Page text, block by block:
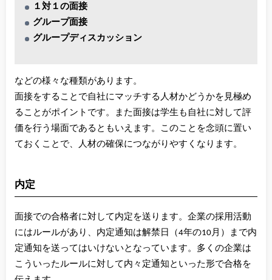
１対１の面接
グループ面接
グループディスカッション
などの様々な種類があります。
面接をすることで自社にマッチする人材かどうかを見極め
ることがポイントです。また面接は学生も自社に対して評
価を行う場面であるともいえます。このことを念頭に置い
ておくことで、人材の確保につながりやすくなります。
内定
面接での合格者に対して内定を送ります。企業の採用活動
にはルールがあり、内定通知は解禁日（4年の10月）まで内
定通知を送ってはいけないとなっています。多くの企業は
こういったルールに対して内々定通知といった形で合格を